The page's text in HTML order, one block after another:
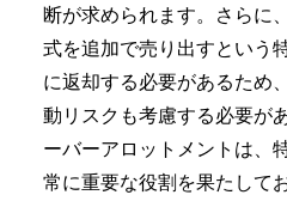
断が求められます。さらに
式を追加で売り出すという
に返却する必要があるため
動リスクも考慮する必要が
ーバーアロットメントは、
常に重要な役割を果たして